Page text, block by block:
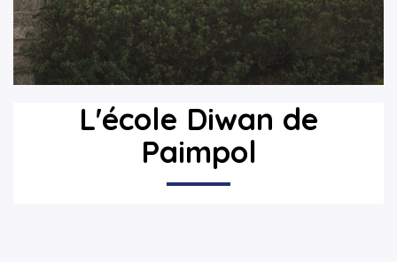
▼
▼
L'école Diwan de
Paimpol